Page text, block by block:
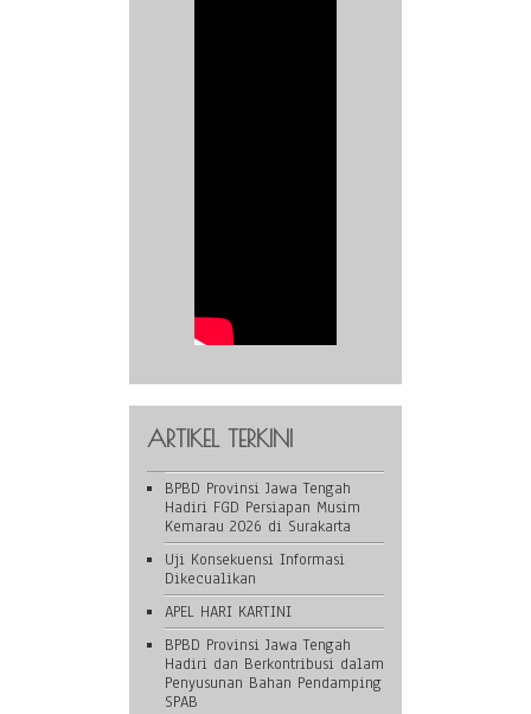
ARTIKEL TERKINI
BPBD Provinsi Jawa Tengah
Hadiri FGD Persiapan Musim
Kemarau 2026 di Surakarta
Uji Konsekuensi Informasi
Dikecualikan
APEL HARI KARTINI
BPBD Provinsi Jawa Tengah
Hadiri dan Berkontribusi dalam
Penyusunan Bahan Pendamping
SPAB